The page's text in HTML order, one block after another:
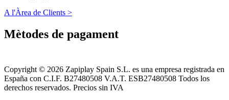
A l'Àrea de Clients >
Mètodes de pagament
Copyright © 2026 Zapiplay Spain S.L. es una empresa registrada en
España con C.I.F. B27480508 V.A.T. ESB27480508 Todos los
derechos reservados. Precios sin IVA